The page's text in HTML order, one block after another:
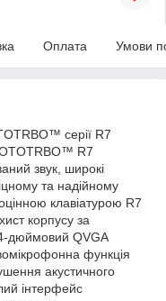
Оплата Умови
серії R7
R7
звук, широкі
та надійному
клавіатурою R7
корпусу за
дюймовий QVGA
функція
акустичного
інтерфейс